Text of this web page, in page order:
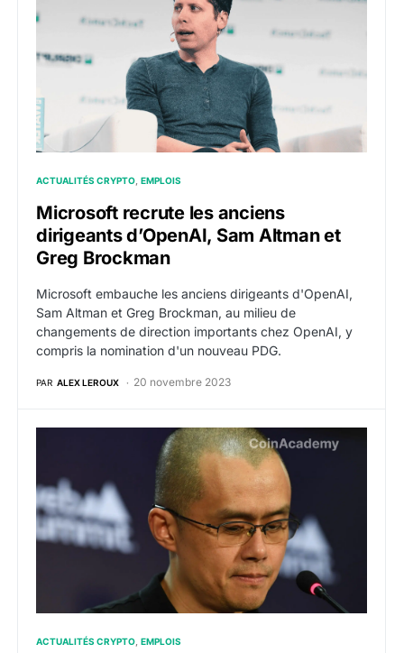
ACTUALITÉS CRYPTO EMPLOIS
Microsoft recrute les anciens
dirigeants d’OpenAI, Sam Altman et
Greg Brockman
Microsoft embauche les anciens dirigeants d'OpenAI,
Sam Altman et Greg Brockman, au milieu de
changements de direction importants chez OpenAI, y
compris la nomination d'un nouveau PDG.
PAR ALEX LEROUX 20 novembre 2023
L’enquêteur en criminalité financière de Binance
ACTUALITÉS CRYPTO EMPLOIS